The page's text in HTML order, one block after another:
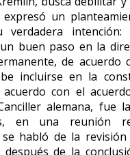
expresó un
verdadera intención:
buen paso en la
de acuerdo
incluirse en la
con el
alemana, fue
en una reunión
habló de la
después de la